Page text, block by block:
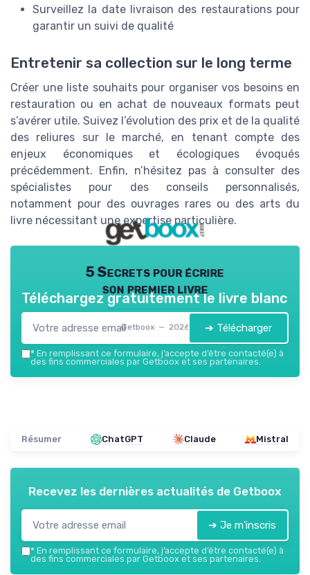
Surveillez la date livraison des restaurations pour
garantir un suivi de qualité
Entretenir sa collection sur le long terme
Créer une liste souhaits pour organiser vos besoins en
restauration ou en achat de nouveaux formats peut
s’avérer utile. Suivez l’évolution des prix et de la qualité
des reliures sur le marché, en tenant compte des
enjeux économiques et écologiques évoqués
précédemment. Enfin, n’hésitez pas à consulter des
spécialistes pour des conseils personnalisés,
notamment pour des ouvrages rares ou des arts du
livre nécessitant une expertise particulière.
5 Secrets pour écrire
son premier livre
Getboox — 2026
Téléchargez gratuitement le livre blanc
➔ Télécharger
* En remplissant ce formulaire, j’accepte d’être contacté(e) à
des fins commerciales par Getboox et ses partenaires.
Résumer ChatGPT Claude Mistral
Recevez les dernières actualités de Getboox
➔ Je m'inscris
* En remplissant ce formulaire, j’accepte d’être contacté(e) à
des fins commerciales par Getboox et ses partenaires.